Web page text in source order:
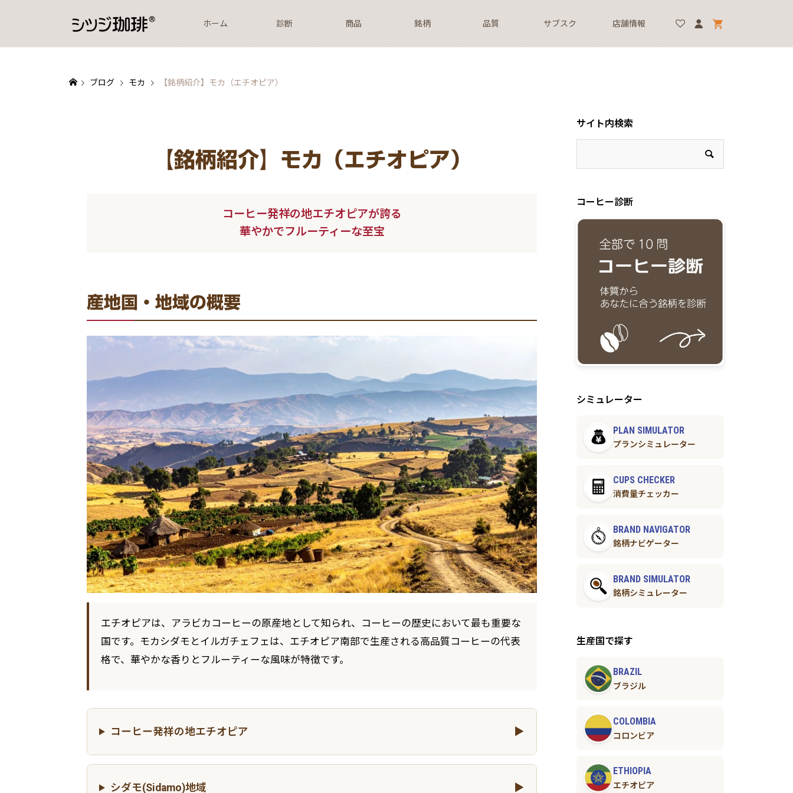
ホーム 診断 商品 銘柄 品質 サブスク 店舗情報
ブログ モカ 【銘柄紹介】モカ（エチオピア）
【銘柄紹介】モカ（エチオピア）
コーヒー発祥の地エチオピアが誇る
華やかでフルーティーな至宝
産地国・地域の概要
エチオピアは、アラビカコーヒーの原産地として知られ、コーヒーの歴史において最も重要な
国です。モカシダモとイルガチェフェは、エチオピア南部で生産される高品質コーヒーの代表
格で、華やかな香りとフルーティーな風味が特徴です。
コーヒー発祥の地エチオピア
シダモ(Sidamo)地域
サイト内検索
コーヒー診断
シミュレーター
PLAN SIMULATOR
プランシミュレーター
CUPS CHECKER
消費量チェッカー
BRAND NAVIGATOR
銘柄ナビゲーター
BRAND SIMULATOR
銘柄シミュレーター
生産国で探す
BRAZIL
ブラジル
COLOMBIA
コロンビア
ETHIOPIA
エチオピア